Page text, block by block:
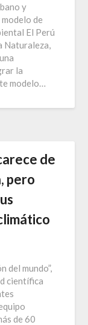
y
de
El Perú
Naturaleza,
la
modelo…
de
pero
del mundo”,
científica
de 60